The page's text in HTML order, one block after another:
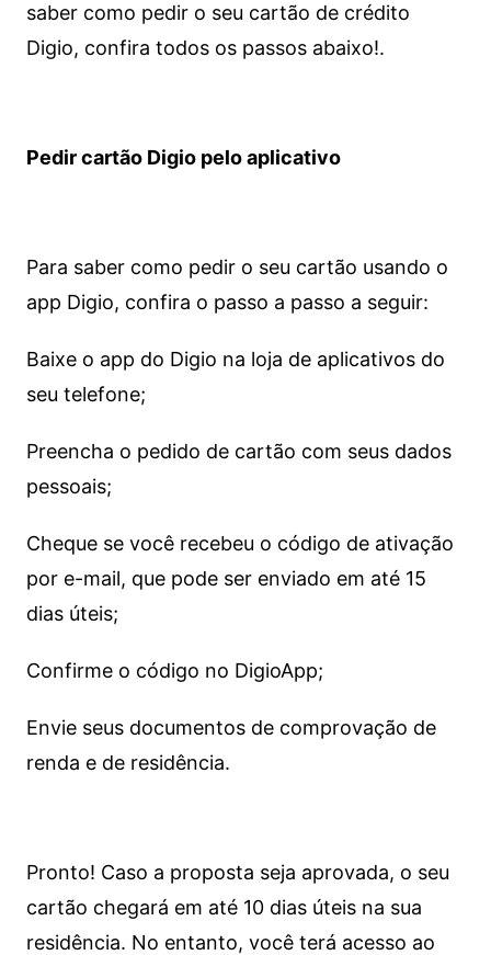
saber como pedir o seu cartão de crédito
Digio, confira todos os passos abaixo!.
Pedir cartão Digio pelo aplicativo
Para saber como pedir o seu cartão usando o
app Digio, confira o passo a passo a seguir:
Baixe o app do Digio na loja de aplicativos do
seu telefone;
Preencha o pedido de cartão com seus dados
pessoais;
Cheque se você recebeu o código de ativação
por e-mail, que pode ser enviado em até 15
dias úteis;
Confirme o código no DigioApp;
Envie seus documentos de comprovação de
renda e de residência.
Pronto! Caso a proposta seja aprovada, o seu
cartão chegará em até 10 dias úteis na sua
residência. No entanto, você terá acesso ao